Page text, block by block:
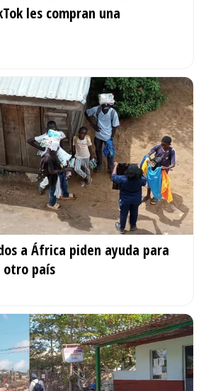
les compran una
a África piden ayuda para
otro país